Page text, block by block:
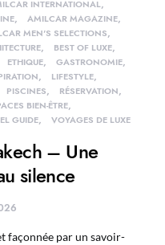
INTERNATIONAL
AMILCAR MAGAZINE
MEN'S SELECTIONS
BEST OF LUXE
ETHIQUE
GASTRONOMIE
LIFESTYLE
PISCINES
RÉSERVATION
BIEN-ÊTRE
GUIDE VOYAGES DE LUXE
– Une
silence
façonnée par un savoir-